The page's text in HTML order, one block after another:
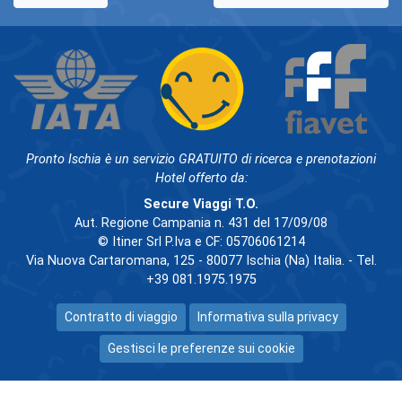
Pronto Ischia è un servizio GRATUITO di ricerca e prenotazioni
Hotel offerto da:
Secure Viaggi T.O.
Aut. Regione Campania n. 431 del 17/09/08
© Itiner Srl P.Iva e CF: 05706061214
Via Nuova Cartaromana, 125 - 80077 Ischia (Na) Italia. - Tel.
+39 081.1975.1975
Contratto di viaggio Informativa sulla privacy
Gestisci le preferenze sui cookie